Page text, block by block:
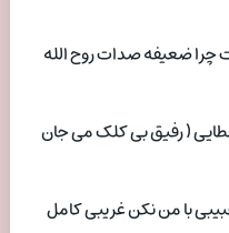
ضعیفه صدات روح الله
( رفیق بی کلک می جان
با من نکن غریبی کامل